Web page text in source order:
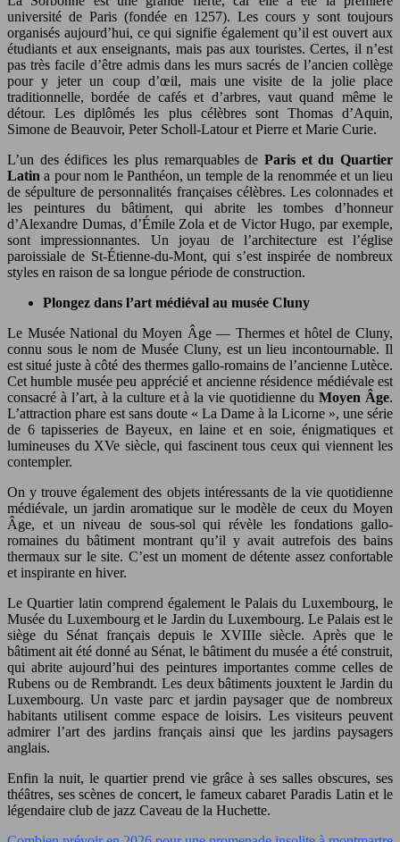
université de Paris (fondée en 1257). Les cours y sont toujours
organisés aujourd’hui, ce qui signifie également qu’il est ouvert aux
étudiants et aux enseignants, mais pas aux touristes. Certes, il n’est
pas très facile d’être admis dans les murs sacrés de l’ancien collège
pour y jeter un coup d’œil, mais une visite de la jolie place
traditionnelle, bordée de cafés et d’arbres, vaut quand même le
détour. Les diplômés les plus célèbres sont Thomas d’Aquin,
Simone de Beauvoir, Peter Scholl-Latour et Pierre et Marie Curie.
L’un des édifices les plus remarquables de Paris et du Quartier
Latin a pour nom le Panthéon, un temple de la renommée et un lieu
de sépulture de personnalités françaises célèbres. Les colonnades et
les peintures du bâtiment, qui abrite les tombes d’honneur
d’Alexandre Dumas, d’Émile Zola et de Victor Hugo, par exemple,
sont impressionnantes. Un joyau de l’architecture est l’église
paroissiale de St-Étienne-du-Mont, qui s’est inspirée de nombreux
styles en raison de sa longue période de construction.
Plongez dans l’art médiéval au musée Cluny
Le Musée National du Moyen Âge — Thermes et hôtel de Cluny,
connu sous le nom de Musée Cluny, est un lieu incontournable. Il
est situé juste à côté des thermes gallo-romains de l’ancienne Lutèce.
Cet humble musée peu apprécié et ancienne résidence médiévale est
consacré à l’art, à la culture et à la vie quotidienne duMoyen Âge.
L’attraction phare est sans doute « La Dame à la Licorne », une série
de 6 tapisseries de Bayeux, en laine et en soie, énigmatiques et
lumineuses du XVe siècle, qui fascinent tous ceux qui viennent les
contempler.
On y trouve également des objets intéressants de la vie quotidienne
médiévale, un jardin aromatique sur le modèle de ceux du Moyen
Âge, et un niveau de sous-sol qui révèle les fondations gallo-
romaines du bâtiment montrant qu’il y avait autrefois des bains
thermaux sur le site. C’est un moment de détente assez confortable
et inspirante en hiver.
Le Quartier latin comprend également le Palais du Luxembourg, le
Musée du Luxembourg et le Jardin du Luxembourg. Le Palais est le
siège du Sénat français depuis le XVIIIe siècle. Après que le
bâtiment ait été donné au Sénat, le bâtiment du musée a été construit,
qui abrite aujourd’hui des peintures importantes comme celles de
Rubens ou de Rembrandt. Les deux bâtiments jouxtent le Jardin du
Luxembourg. Un vaste parc et jardin paysager que de nombreux
habitants utilisent comme espace de loisirs. Les visiteurs peuvent
admirer l’art des jardins français ainsi que les jardins paysagers
anglais.
Enfin la nuit, le quartier prend vie grâce à ses salles obscures, ses
théâtres, ses scènes de concert, le fameux cabaret Paradis Latin et le
légendaire club de jazz Caveau de la Huchette.